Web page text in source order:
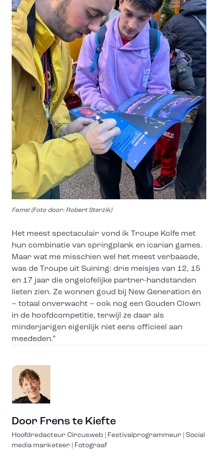
Fame! (Foto door: Robert Sterzik)
Het meest spectaculair vond ik Troupe Kolfe met
hun combinatie van springplank en icarian games.
Maar wat me misschien wel het meest verbaasde,
was de Troupe uit Suining: drie meisjes van 12, 15
en 17 jaar die ongelofelijke partner-handstanden
lieten zien. Ze wonnen goud bij New Generation én
– totaal onverwacht – ook nog een Gouden Clown
in de hoofdcompetitie, terwijl ze daar als
minderjarigen eigenlijk niet eens officieel aan
meededen.”
Door Frens te Kiefte
Hoofdredacteur Circusweb | Festivalprogrammeur | Social
media marketeer | Fotograaf